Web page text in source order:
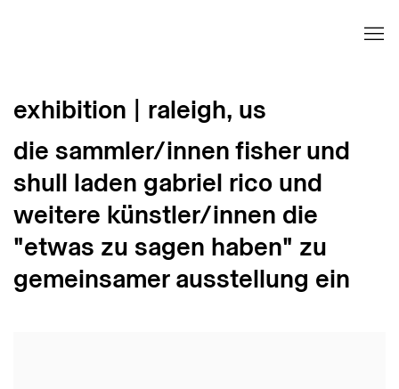
exhibition | raleigh, us
die sammler/innen fisher und
shull laden gabriel rico und
weitere künstler/innen die
"etwas zu sagen haben" zu
gemeinsamer ausstellung ein